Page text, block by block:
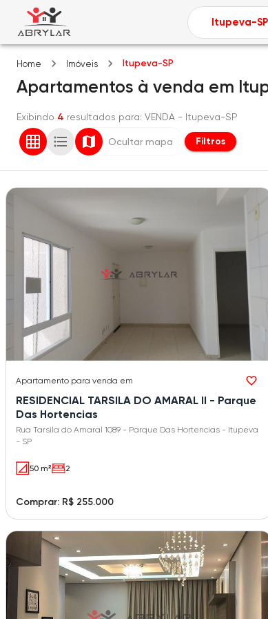
Home Imóveis Itupeva-SP
Apartamentos à venda em
Exibindo 4 resultados para: VENDA - Itupeva-SP
Ocultar mapa Filtros
Apartamento para venda em
RESIDENCIAL TARSILA DO AMARAL II - Parque
Das Hortencias
Rua Tarsila do Amaral 1089 - Parque Das Hortencias - Itupeva
- SP
50 m² 2
Comprar: R$ 255.000